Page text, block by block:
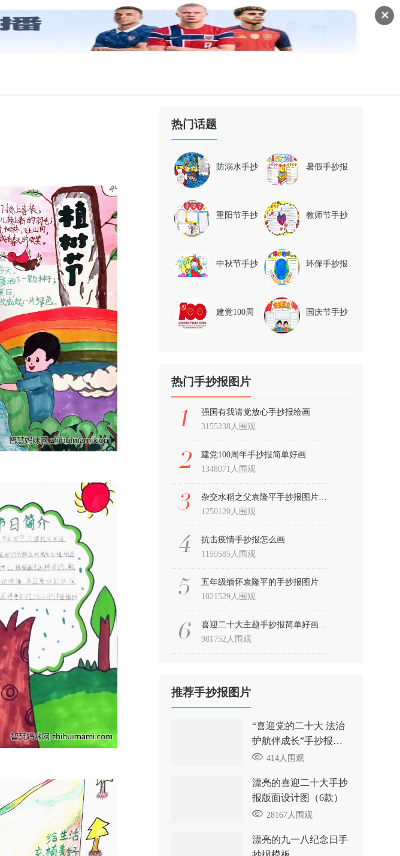
✕
热门话题
防溺水手抄 暑假手抄报
重阳节手抄 教师节手抄
中秋节手抄
环保手抄报
建党100周 国庆节手抄
热门手抄报图片
强国有我请党放心手抄报绘画
3155238人围观
建党100周年手抄报简单好画
1348071人围观
杂交水稻之父袁隆平手抄报图片及内容
1250120人围观
抗击疫情手抄报怎么画
1159585人围观
五年级缅怀袁隆平的手抄报图片
1021529人围观
喜迎二十大主题手抄报简单好画9张
981752人围观
推荐手抄报图片
“喜迎党的二十大 法治
护航伴成长”手抄报图
片（精选）
414人围观
漂亮的喜迎二十大手抄
报版面设计图（6款）
28167人围观
漂亮的九一八纪念日手